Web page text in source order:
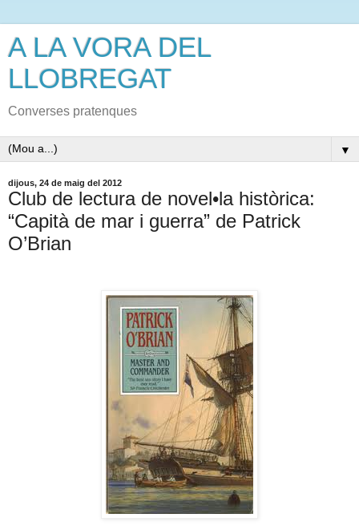
A LA VORA DEL
LLOBREGAT
Converses pratenques
▼
dijous, 24 de maig del 2012
Club de lectura de novel•la històrica:
“Capità de mar i guerra” de Patrick
O’Brian